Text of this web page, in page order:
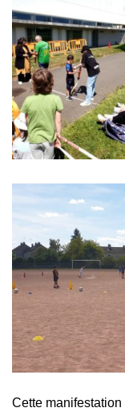
Cette manifestation